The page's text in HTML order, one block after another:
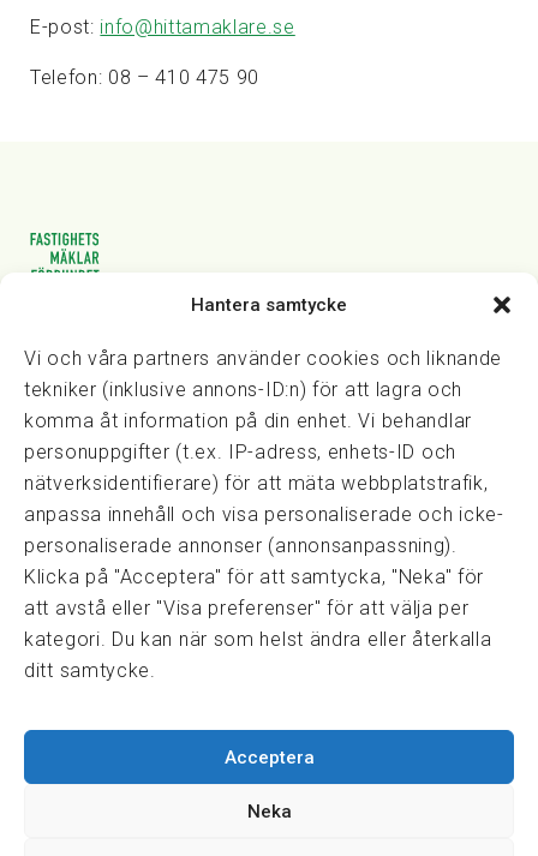
Hantera samtycke
Vi och våra partners använder cookies och liknande
tekniker (inklusive annons-ID:n) för att lagra och
komma åt information på din enhet. Vi behandlar
personuppgifter (t.ex. IP-adress, enhets-ID och
nätverksidentifierare) för att mäta webbplatstrafik,
anpassa innehåll och visa personaliserade och icke-
personaliserade annonser (annonsanpassning).
Klicka på "Acceptera" för att samtycka, "Neka" för
att avstå eller "Visa preferenser" för att välja per
kategori. Du kan när som helst ändra eller återkalla
ditt samtycke.
Acceptera
Neka
E-post: info@hittamaklare.se
Telefon: 08 – 410 475 90
Vasagatan 28, 111 20 Stockholm
kansli@fmf.se
Snabblänkar
Prisexempel
Medarbetare
Policies & integritet
Information om Cookie-hantering och Google Analytics
Integritetspolicy
Dataskyddsförordningen
Samarbeten
FRN, Fastighetsmarknadens reklamationsnämnd